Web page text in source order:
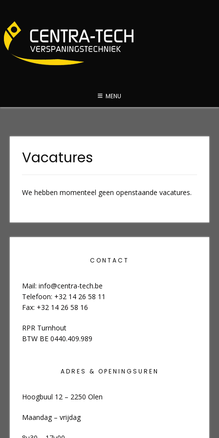
inhoud
MENU
Vacatures
We hebben momenteel geen openstaande vacatures.
CONTACT
Mail: info@centra-tech.be
Telefoon: +32 14 26 58 11
Fax: +32 14 26 58 16
RPR Turnhout
BTW BE 0440.409.989
ADRES & OPENINGSUREN
Hoogbuul 12 – 2250 Olen
Maandag – vrijdag